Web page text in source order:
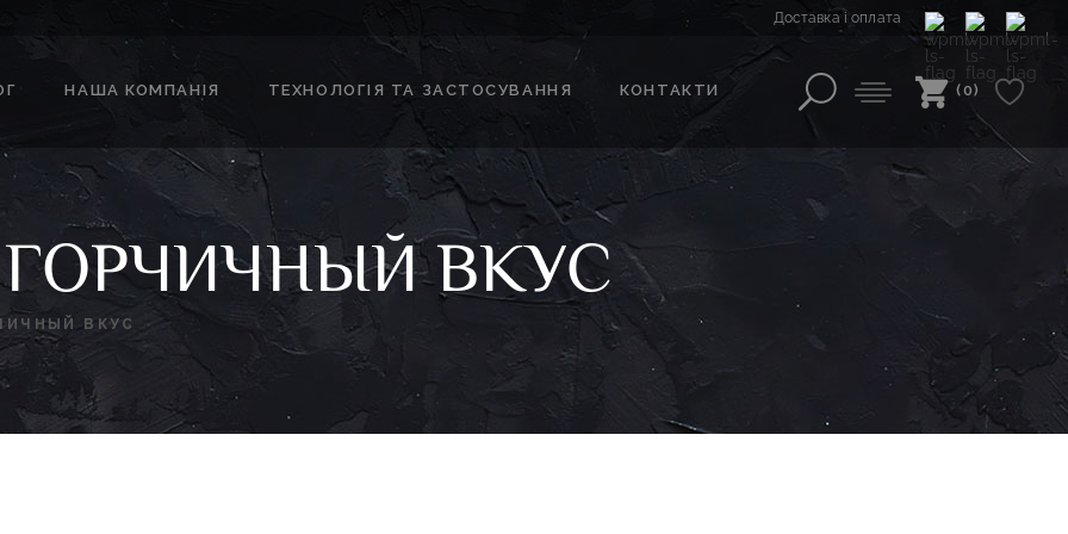
Доставка і оплата
НАША КОМПАНІЯ ТЕХНОЛОГІЯ ТА ЗАСТОСУВАННЯ КОНТАКТИ (0)
ВКУС
ВКУС